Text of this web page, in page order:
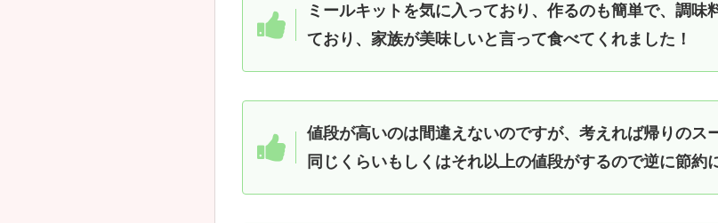
ミールキットを気に入っており、作るのも簡単で、調味
ており、家族が美味しいと言って食べてくれました！
値段が高いのは間違えないのですが、考えれば帰りのス
同じくらいもしくはそれ以上の値段がするので逆に節約